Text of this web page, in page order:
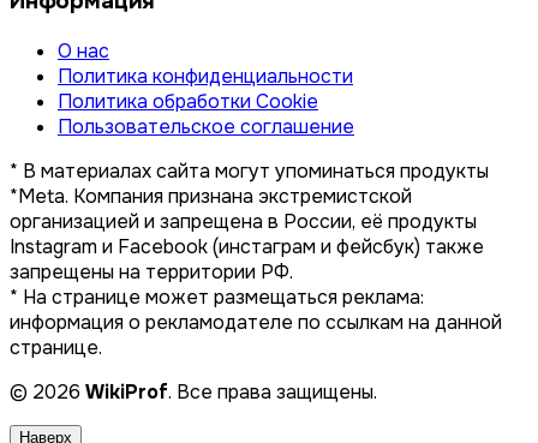
О нас
Политика конфиденциальности
Политика обработки Cookie
Пользовательское соглашение
* В материалах сайта могут упоминаться продукты
*Meta. Компания признана экстремистской
организацией и запрещена в России, её продукты
Instagram и Facebook (инстаграм и фейсбук) также
запрещены на территории РФ.
* На странице может размещаться реклама:
информация о рекламодателе по ссылкам на данной
странице.
© 2026 WikiProf. Все права защищены.
Наверх